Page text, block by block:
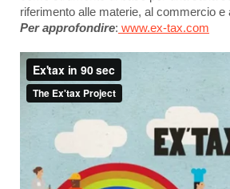
riferimento alle materie, al commercio
Per approfondire: www.ex-tax.com